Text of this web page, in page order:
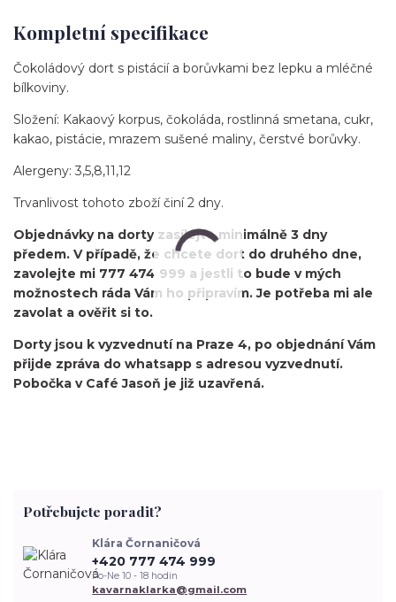
Kompletní specifikace
Čokoládový dort s pistácií a borůvkami bez lepku a mléčné
bílkoviny.
Složení: Kakaový korpus, čokoláda, rostlinná smetana, cukr,
kakao, pistácie, mrazem sušené maliny, čerstvé borůvky.
Alergeny: 3,5,8,11,12
Trvanlivost tohoto zboží činí 2 dny.
Objednávky na dorty zasílejte minimálně 3 dny
předem. V případě, že chcete dort do druhého dne,
zavolejte mi 777 474 999 a jestli to bude v mých
možnostech ráda Vám ho připravím. Je potřeba mi ale
zavolat a ověřit si to.
Dorty jsou k vyzvednutí na Praze 4, po objednání Vám
přijde zpráva do whatsapp s adresou vyzvednutí.
Pobočka v Café Jasoň je již uzavřená.
Potřebujete poradit?
Klára Čornaničová
+420 777 474 999
Po-Ne 10 - 18 hodin
kavarnaklarka@gmail.com